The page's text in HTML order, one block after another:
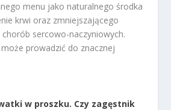
menu jako naturalnego środka
krwi oraz zmniejszającego
sercowo-naczyniowych.
może prowadzić do znacznej
w proszku. Czy zagęstnik